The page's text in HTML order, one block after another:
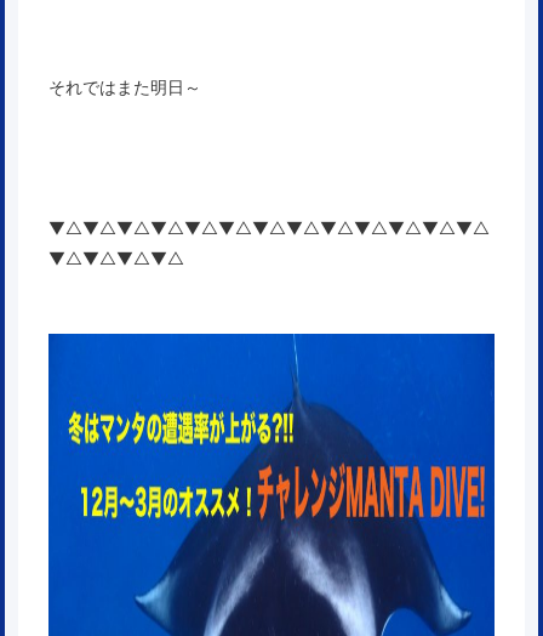
それではまた明日～
▼△▼△▼△▼△▼△▼△▼△▼△▼△▼△▼△▼△▼△
▼△▼△▼△▼△